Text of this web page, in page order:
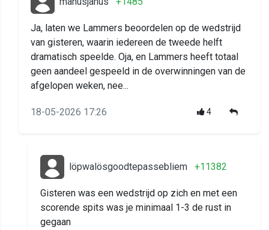
Ja, laten we Lammers beoordelen op de wedstrijd
van gisteren, waarin iedereen de tweede helft
dramatisch speelde. Oja, en Lammers heeft totaal
geen aandeel gespeeld in de overwinningen van de
afgelopen weken, nee...
18-05-2026 17:26 4
löpwalösgoodtepassebliem +11382
Gisteren was een wedstrijd op zich en met een
scorende spits was je minimaal 1-3 de rust in
gegaan